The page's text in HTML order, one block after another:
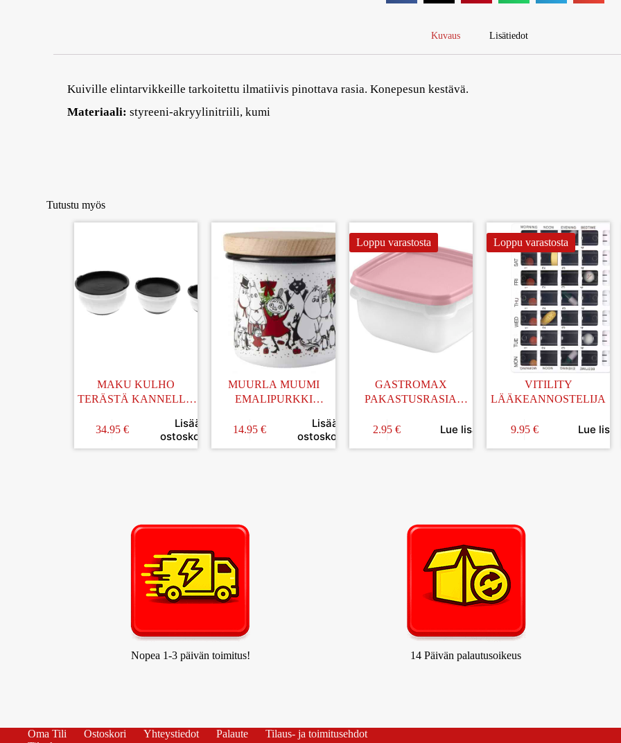
Kuvaus Lisätiedot
Kuiville elintarvikkeille tarkoitettu ilmatiivis pinottava rasia. Konepesun kestävä.
Materiaali:styreeni-akryylinitriili, kumi
Tutustu myös
MAKU KULHO
TERÄSTÄ KANNELLA
34.95 €
Lisää
ostoskoriin
MUURLA MUUMI
EMALIPURKKI
14.95€
Lisää
ostoskoriin
Loppu varastosta
GASTROMAX
PAKASTUSRASIA
2.95€ Lue lisää
Loppu varastosta
VITILITY
LÄÄKEANNOSTELIJA
9.95 € Lue lisää
Nopea 1-3 päivän toimitus! 14 Päivän palautusoikeus
Oma Tili Ostoskori Yhteystiedot Palaute
Tilaus- ja toimitusehdot